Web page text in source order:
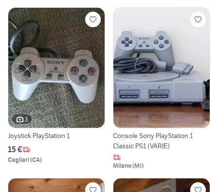
3
Joystick PlayStation 1
15 €
Cagliari(CA)
Console Sony PlayStation 1
Classic PS1 (VARIE)
Milano(MI)